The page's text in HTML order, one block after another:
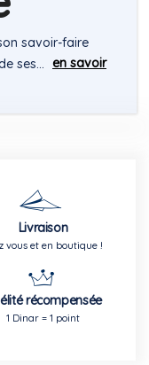
savoir-faire
ses... en savoir
Livraison
vous et en boutique !
récompensée
1 Dinar = 1 point